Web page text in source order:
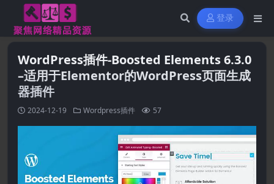
登录
WordPress插件-Boosted Elements 6.3.0
–适用于Elementor的WordPress页面生成
器插件
2024-12-19 Wordpress插件 57